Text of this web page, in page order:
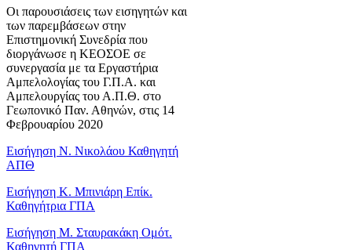
Οι παρουσιάσεις των εισηγητών και
των παρεμβάσεων στην
Επιστημονική Συνεδρία που
διοργάνωσε η ΚΕΟΣΟΕ σε
συνεργασία με τα Εργαστήρια
Αμπελολογίας του Γ.Π.Α. και
Αμπελουργίας του Α.Π.Θ. στο
Γεωπονικό Παν. Αθηνών, στις 14
Φεβρουαρίου 2020
Εισήγηση Ν. Νικολάου Καθηγητή
ΑΠΘ
Εισήγηση Κ. Μπινιάρη Επίκ.
Καθηγήτρια ΓΠΑ
Εισήγηση Μ. Σταυρακάκη Ομότ.
Καθηγητή ΓΠΑ